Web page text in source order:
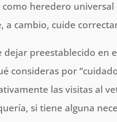
heredero
a cambio, cuide
dejar preestablecido en
consideras por
las visitas al
si tiene alguna